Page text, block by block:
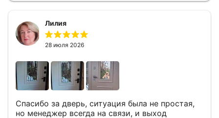
Лилия
28 июля 2026
Спасибо за дверь, ситуация была не простая,
но менеджер всегда на связи, и выход